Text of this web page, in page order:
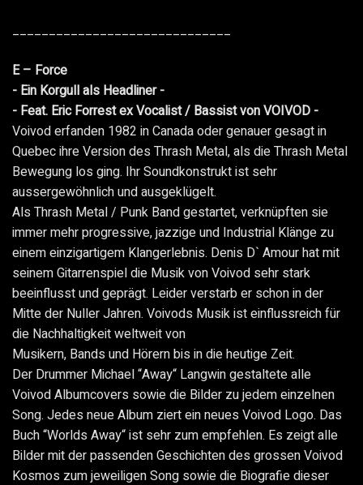
______________________________
E – Force
- Ein Korgull als Headliner -
- Feat. Eric Forrest ex Vocalist / Bassist von VOIVOD -
Voivod erfanden 1982 in Canada oder genauer gesagt in
Quebec ihre Version des Thrash Metal, als die Thrash Metal
Bewegung los ging. Ihr Soundkonstrukt ist sehr
aussergewöhnlich und ausgeklügelt.
Als Thrash Metal / Punk Band gestartet, verknüpften sie
immer mehr progressive, jazzige und Industrial Klänge zu
einem einzigartigem Klangerlebnis. Denis D` Amour hat mit
seinem Gitarrenspiel die Musik von Voivod sehr stark
beeinflusst und geprägt. Leider verstarb er schon in der
Mitte der Nuller Jahren. Voivods Musik ist einflussreich für
die Nachhaltigkeit weltweit von
Musikern, Bands und Hörern bis in die heutige Zeit.
Der Drummer Michael “Away“ Langwin gestaltete alle
Voivod Albumcovers sowie die Bilder zu jedem einzelnen
Song. Jedes neue Album ziert ein neues Voivod Logo. Das
Buch “Worlds Away“ ist sehr zum empfehlen. Es zeigt alle
Bilder mit der passenden Geschichten des grossen Voivod
Kosmos zum jeweiligen Song sowie die Biografie dieser